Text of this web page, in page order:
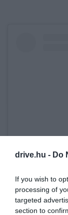
drive.hu - Do
If you wish to
processing of
targeted
section to